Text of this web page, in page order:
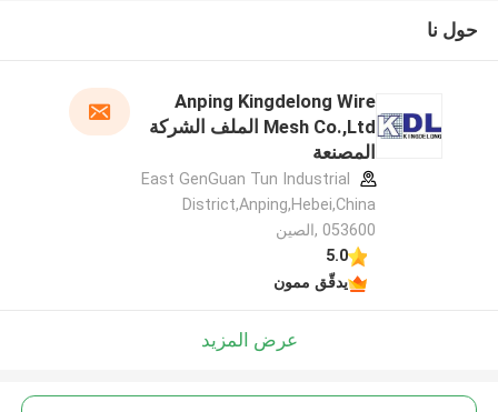
حول نا
Anping Kingdelong Wire
Mesh Co.,Ltd الملف الشركة
المصنعة
East GenGuan Tun Industrial
District,Anping,Hebei,China
053600 ,الصين
5.0
يدقّق ممون
عرض المزيد